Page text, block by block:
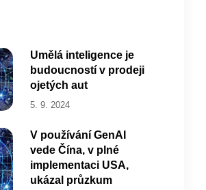
Umělá inteligence je
budoucností v prodeji
ojetých aut
5. 9. 2024
V používání GenAI
vede Čína, v plné
implementaci USA,
ukázal průzkum